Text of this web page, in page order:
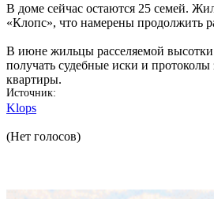
В доме сейчас остаются 25 семей.
«Клопс», что намерены продолжить
В июне жильцы расселяемой
получать судебные иски и протоколы
квартиры.
Источник
Klops
(Нет голосов)